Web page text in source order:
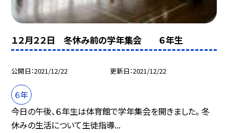
１２月２２日 冬休み前の学年集会 ６年生
公開日 2021/12/22 更新日 2021/12/22
６年
今日の午後、６年生は体育館で学年集会を開きました。 冬
休みの生活について生徒指導...